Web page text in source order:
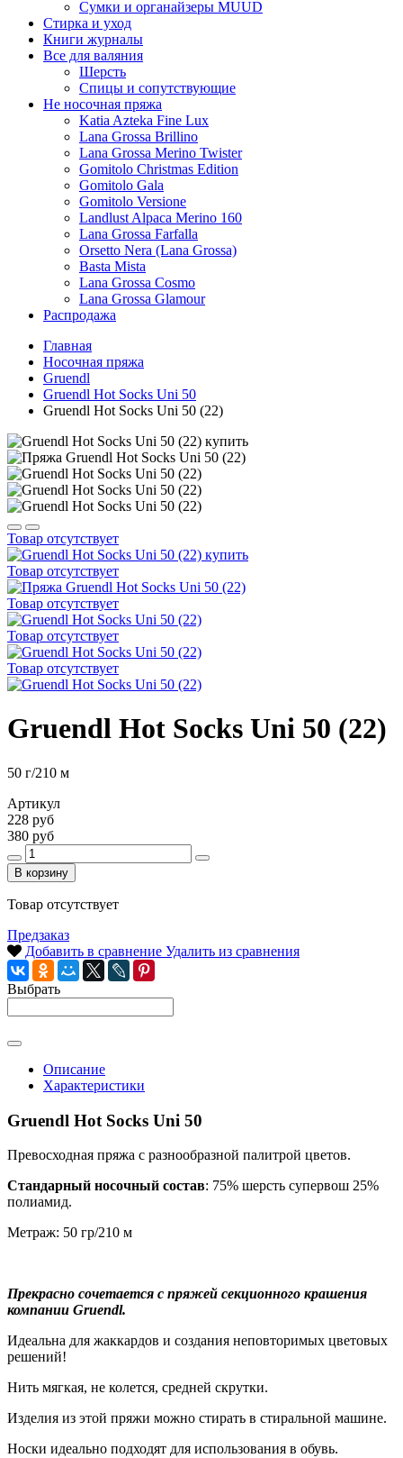
Сумки и органайзеры MUUD
Стирка и уход
Книги журналы
Все для валяния
Шерсть
Спицы и сопутствующие
Не носочная пряжа
Katia Azteka Fine Lux
Lana Grossa Brillino
Lana Grossa Merino Twister
Gomitolo Christmas Edition
Gomitolo Gala
Gomitolo Versione
Landlust Alpaca Merino 160
Lana Grossa Farfalla
Orsetto Nera (Lana Grossa)
Basta Mista
Lana Grossa Cosmo
Lana Grossa Glamour
Распродажа
Главная
Носочная пряжа
Gruendl
Gruendl Hot Socks Uni 50
Gruendl Hot Socks Uni 50 (22)
Товар отсутствует
Товар отсутствует
Товар отсутствует
Товар отсутствует
Товар отсутствует
Gruendl Hot Socks Uni 50 (22)
50 г/210 м
Артикул
228 руб
380 руб
В корзину
Товар отсутствует
Предзаказ
Добавить в сравнение Удалить из сравнения
Выбрать
Описание
Характеристики
Gruendl Hot Socks Uni 50
Превосходная пряжа с разнообразной палитрой цветов.
Стандарный носочный состав: 75% шерсть супервош 25%
полиамид.
Метраж: 50 гр/210 м
Прекрасно сочетается с пряжей секционного крашения
компании Gruendl.
Идеальна для жаккардов и создания неповторимых цветовых
решений!
Нить мягкая, не колется, средней скрутки.
Изделия из этой пряжи можно стирать в стиральной машине.
Носки идеально подходят для использования в обувь.